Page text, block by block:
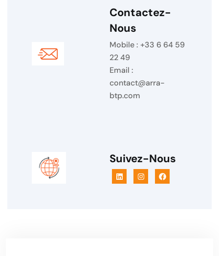
Contactez-
Nous
Mobile : +33 6 64 59
22 49
Email :
contact@arra-
btp.com
Suivez-Nous